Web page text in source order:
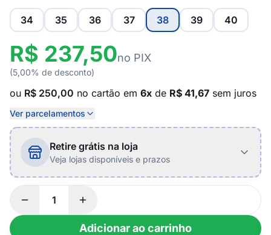
34 35 36 37 38 39 40
R$ 237,50no PIX
(5,00% de desconto)
ou R$ 250,00 no cartão em 6x de R$ 41,67 sem juros
Ver parcelamentos
Retire grátis na loja
Veja lojas disponíveis e prazos
Adicionar ao carrinho